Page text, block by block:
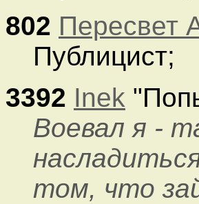
802 Пересвет
Публицист;
3392 Inek
Воевал я -
том, что